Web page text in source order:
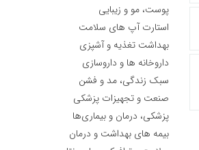
پوست، مو و زیبایی
استارت آپ های سلامت
بهداشت تغذیه و آشپزی
داروخانه ها و داروسازی
سبک زندگی، مد و فشن
صنعت و تجهیزات پزشکی
پزشکی، درمان و بیماری‌ها
بیمه های بهداشت و درمان